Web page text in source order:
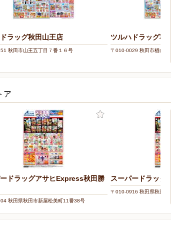
ラッグ秋田山王店
秋田市山王五丁目７番１６号
ツルハドラッグ秋
〒010-0029 秋田市楢山川
ア
ドラッグアサヒExpress秋田勝
秋田県秋田市新屋松美町11番38号
スーパードラッグ
〒010-0916 秋田県秋田市